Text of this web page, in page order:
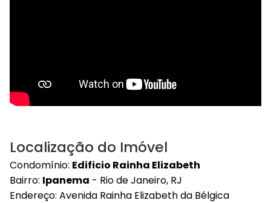
Localização do Imóvel
Condomínio: Edificio Rainha Elizabeth
Bairro: Ipanema - Rio de Janeiro, RJ
Endereço: Avenida Rainha Elizabeth da Bélgica